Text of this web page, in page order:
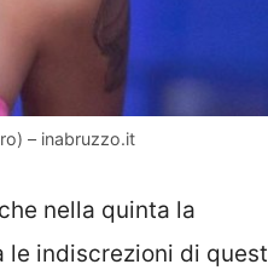
– inabruzzo.it
nella quinta la
le indiscrezioni di